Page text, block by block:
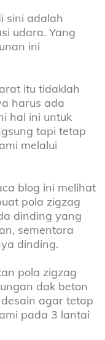
sini adalah
udara. Yang
ini
itu tidaklah
harus ada
hal ini untuk
tapi tetap
melalui
blog ini melihat
pola zigzag
dinding yang
sementara
dinding.
pola zigzag
dak beton
agar tetap
pada 3 lantai